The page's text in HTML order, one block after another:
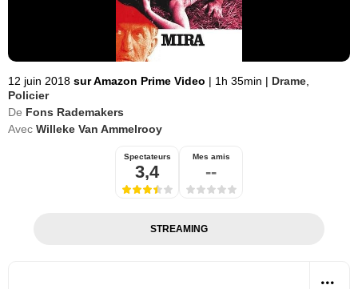
12 juin 2018 sur Amazon Prime Video | 1h 35min | Drame
Policier
De Fons Rademakers
Avec Willeke Van Ammelrooy
Spectateurs
3,4
Mes amis
--
STREAMING